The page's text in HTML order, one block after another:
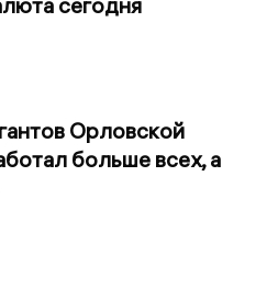
Орловской
больше всех, а